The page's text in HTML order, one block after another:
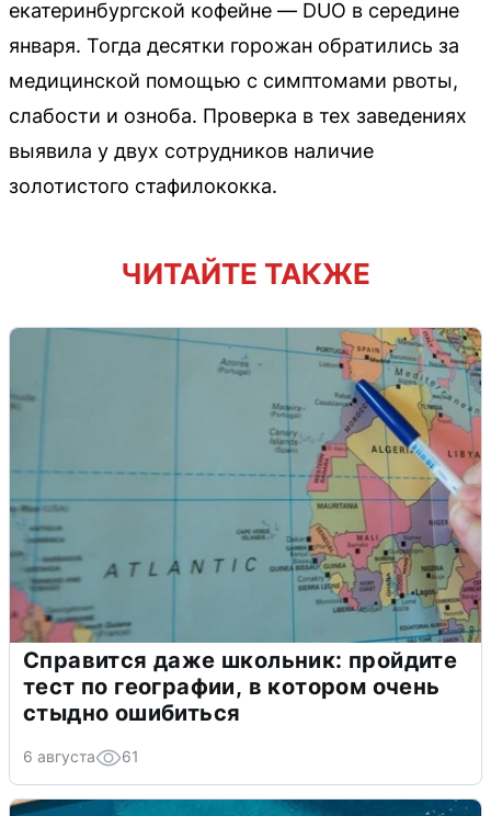
екатеринбургской кофейне — DUO в середине
января. Тогда десятки горожан обратились за
медицинской помощью с симптомами рвоты,
слабости и озноба. Проверка в тех заведениях
выявила у двух сотрудников наличие
золотистого стафилококка.
ЧИТАЙТЕ ТАКЖЕ
Справится даже школьник: пройдите
тест по географии, в котором очень
стыдно ошибиться
6 августа 61